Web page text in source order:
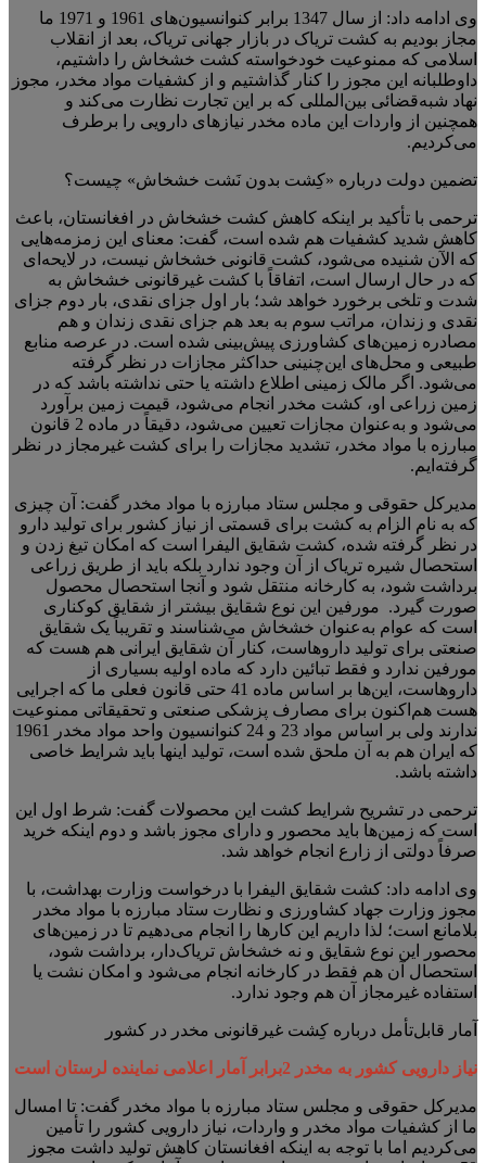
وی ادامه داد: از سال 1347 برابر کنوانسیون‌های 1961 و 1971 ما
مجاز بودیم به کشت تریاک در بازار جهانی تریاک، بعد از انقلاب
اسلامی که ممنوعیت خودخواسته کشت خشخاش را داشتیم،
داوطلبانه این مجوز را کنار گذاشتیم و از کشفیات مواد مخدر، مجوز
نهاد شبه‌قضائی بین‌المللی که بر این تجارت نظارت می‌کند و
همچنین از واردات این ماده مخدر نیازهای دارویی را برطرف
می‌کردیم.
تضمین دولت درباره «کِشت بدون نَشت خشخاش» چیست؟
ترحمی با تأکید بر اینکه کاهش کشت خشخاش در افغانستان، باعث
کاهش شدید کشفیات هم شده است، گفت: معنای این زمزمه‌هایی
که الآن شنیده می‌شود، کشت قانونی خشخاش نیست، در لایحه‌ای
که در حال ارسال است، اتفاقاً با کشت غیرقانونی خشخاش به
شدت و تلخی برخورد خواهد شد؛ بار اول جزای نقدی، بار دوم جزای
نقدی و زندان، مراتب سوم به بعد هم جزای نقدی زندان و هم
مصادره زمین‌های کشاورزی پیش‌بینی شده است. در عرصه منابع
طبیعی و محل‌های این‌چنینی حداکثر مجازات در نظر گرفته
می‌شود. اگر مالک زمینی اطلاع داشته یا حتی نداشته باشد که در
زمین زراعی او، کشت مخدر انجام می‌شود، قیمت زمین برآورد
می‌شود و به‌عنوان مجازات تعیین می‌شود، دقیقاً در ماده 2 قانون
مبارزه با مواد مخدر، تشدید مجازات را برای کشت غیرمجاز در نظر
گرفته‌ایم.
مدیرکل حقوقی و مجلس ستاد مبارزه با مواد مخدر گفت: آن چیزی
که به نام الزام به کشت برای قسمتی از نیاز کشور برای تولید دارو
در نظر گرفته شده، کشت شقایق الیفرا است که امکان تیغ زدن و
استحصال شیره تریاک از آن وجود ندارد بلکه باید از طریق زراعی
برداشت شود، به کارخانه منتقل شود و آنجا استحصال محصول
صورت گیرد. مورفین این نوع شقایق بیشتر از شقایق کوکناری
است که عوام به‌عنوان خشخاش می‌شناسند و تقریباً یک شقایق
صنعتی برای تولید داروهاست، کنار آن شقایق ایرانی هم هست که
مورفین ندارد و فقط تبائین دارد که ماده اولیه بسیاری از
داروهاست، این‌ها بر اساس ماده 41 حتی قانون فعلی ما که اجرایی
هست هم‌اکنون برای مصارف پزشکی صنعتی و تحقیقاتی ممنوعیت
ندارند ولی بر اساس مواد 23 و 24 کنوانسیون واحد مواد مخدر 1961
که ایران هم به آن ملحق شده است، تولید اینها باید شرایط خاصی
داشته باشد.
ترحمی در تشریح شرایط کشت این محصولات گفت: شرط اول این
است که زمین‌ها باید محصور و دارای مجوز باشد و دوم اینکه خرید
صرفاً دولتی از زارع انجام خواهد شد.
وی ادامه داد: کشت شقایق الیفرا با درخواست وزارت بهداشت، با
مجوز وزارت جهاد کشاورزی و نظارت ستاد مبارزه با مواد مخدر
بلامانع است؛ لذا داریم این کارها را انجام می‌دهیم تا در زمین‌های
محصور این نوع شقایق و نه خشخاش تریاک‌دار، برداشت شود،
استحصال آن هم فقط در کارخانه انجام می‌شود و امکان نشت یا
استفاده غیرمجاز آن هم وجود ندارد.
آمار قابل‌تأمل درباره کِشت غیرقانونی مخدر در کشور
نیاز دارویی کشور به مخدر 2برابر آمار اعلامی نماینده لرستان است
مدیرکل حقوقی و مجلس ستاد مبارزه با مواد مخدر گفت: تا امسال
ما از کشفیات مواد مخدر و واردات، نیاز دارویی کشور را تأمین
می‌کردیم اما با توجه به اینکه افغانستان کاهش تولید داشت مجوز